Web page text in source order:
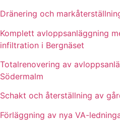
Dränering och
Komplett avloppsanläggning
infiltration i Bergnäset
Totalrenovering av
Södermalm
Schakt och återställning av
Förläggning av nya VA-